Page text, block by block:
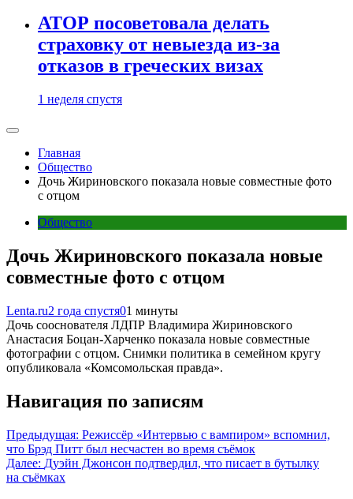
АТОР посоветовала делать
страховку от невыезда из-за
отказов в греческих визах
1 неделя спустя
Главная
Общество
Дочь Жириновского показала новые совместные фото
с отцом
Общество
Дочь Жириновского показала новые
совместные фото с отцом
Lenta.ru2 года спустя01 минуты
Дочь сооснователя ЛДПР Владимира Жириновского
Анастасия Боцан-Харченко показала новые совместные
фотографии с отцом. Снимки политика в семейном кругу
опубликовала «Комсомольская правда».
Навигация по записям
Предыдущая: Режиссёр «Интервью с вампиром» вспомнил,
что Брэд Питт был несчастен во время съёмок
Далее: Дуэйн Джонсон подтвердил, что писает в бутылку
на съёмках